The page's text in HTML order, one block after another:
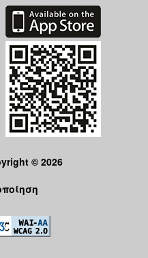
© 2026